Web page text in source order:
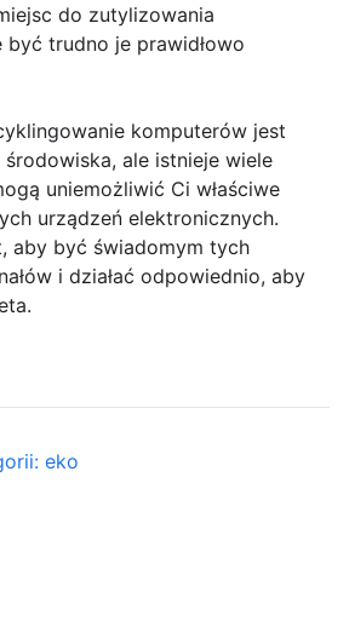
do zutylizowania
trudno je prawidłowo
komputerów jest
ale istnieje wiele
uniemożliwić Ci właściwe
urządzeń elektronicznych.
aby być świadomym tych
i działać odpowiednio, aby
eko